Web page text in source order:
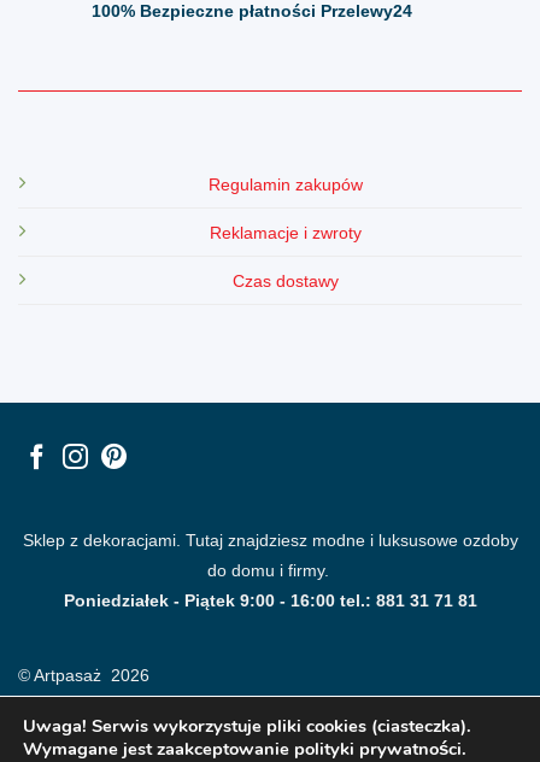
100% Bezpieczne płatności Przelewy24
Regulamin zakupów
Reklamacje i zwroty
Czas dostawy
Sklep z dekoracjami. Tutaj znajdziesz modne i luksusowe ozdoby
do domu i firmy.
Poniedziałek - Piątek 9:00 - 16:00 tel.: 881 31 71 81
© Artpasaż 2026
Uwaga! Serwis wykorzystuje pliki cookies (ciasteczka).
Wymagane jest zaakceptowanie polityki prywatności.